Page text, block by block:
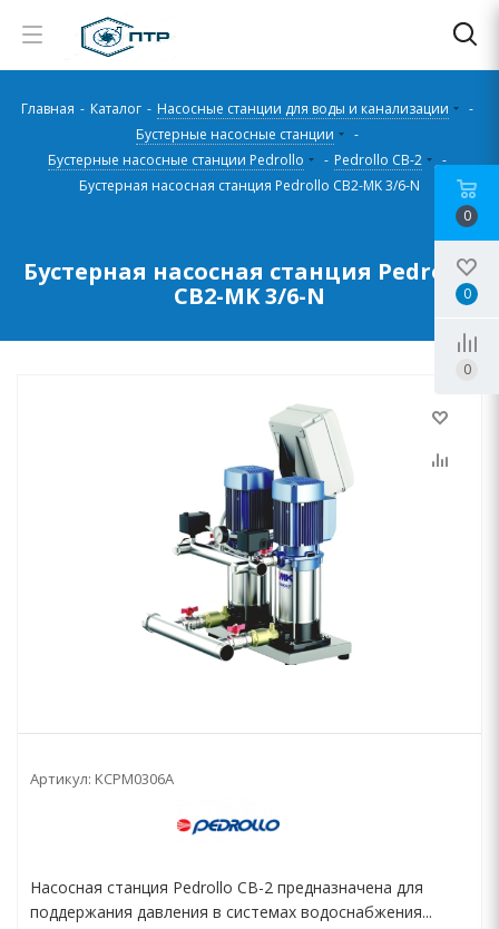
Главная - Каталог - Насосные станции для воды и канализации
-
Бустерные насосные станции
-
Бустерные насосные станции Pedrollo
- Pedrollo CB-2
-
Бустерная насосная станция Pedrollo CB2-MK 3/6-N
Бустерная насосная станция Pedrollo
CB2-MK 3/6-N
Артикул: KCPM0306A
Насосная станция Pedrollo CB-2 предназначена для
поддержания давления в системах водоснабжения...
0
0
0